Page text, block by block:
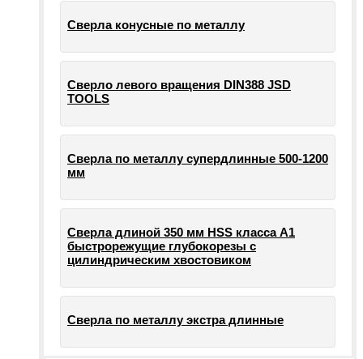
Сверла конусные по металлу
Сверло левого вращения DIN388 JSD
TOOLS
Сверла по металлу супердлинные 500-1200
мм
Сверла длиной 350 мм HSS класса А1
быстрорежущие глубокорезы с
цилиндрическим хвостовиком
Сверла по металлу экстра длинные